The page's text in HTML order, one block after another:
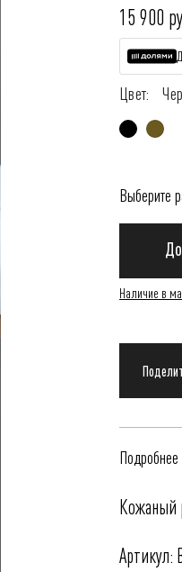
15 900
Цвет:
Выберите
Наличие в
Подробнее
Кожаный
Артикул: